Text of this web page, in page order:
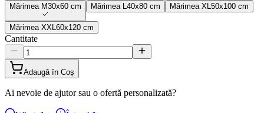
Mărimea M30x60 cm Mărimea 40x80 cm Mărimea XL 50x100 cm
Mărimea XXL 60x120 cm
Cantitate
Adaugă în Coș
Ai nevoie de ajutor sau o ofertă personalizată?